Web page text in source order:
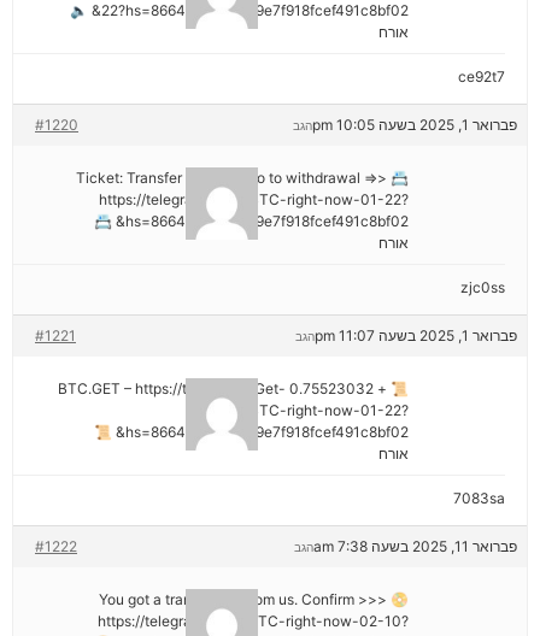
22?hs=8664c520642b9e7f918fcef491c8bf02& 🔈
אורח
ce92t7
פברואר 1, 2025 בשעה 10:05 pm #1220 הגב
📇 Ticket: Transfer №NB26. Go to withdrawal =>>
https://telegra.ph/Get-BTC-right-now-01-22?
hs=8664c520642b9e7f918fcef491c8bf02& 📇
אורח
zjc0ss
פברואר 1, 2025 בשעה 11:07 pm #1221 הגב
📜 + 0.75523032 BTC.GET – https://telegra.ph/Get-
BTC-right-now-01-22?
hs=8664c520642b9e7f918fcef491c8bf02& 📜
אורח
7083sa
פברואר 11, 2025 בשעה 7:38 am #1222 הגב
📀 You got a transaction from us. Confirm >>>
https://telegra.ph/Get-BTC-right-now-02-10?